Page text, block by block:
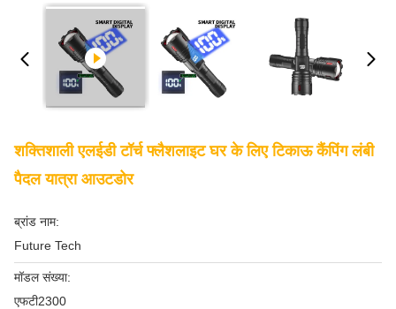
शक्तिशाली एलईडी टॉर्च फ्लैशलाइट घर के लिए टिकाऊ कैंपिंग लंबी
पैदल यात्रा आउटडोर
ब्रांड नाम:
Future Tech
मॉडल संख्या:
एफटी2300